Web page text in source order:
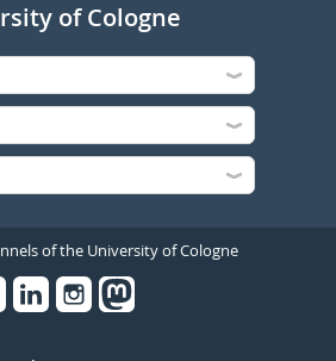
of Cologne
of the University of Cologne